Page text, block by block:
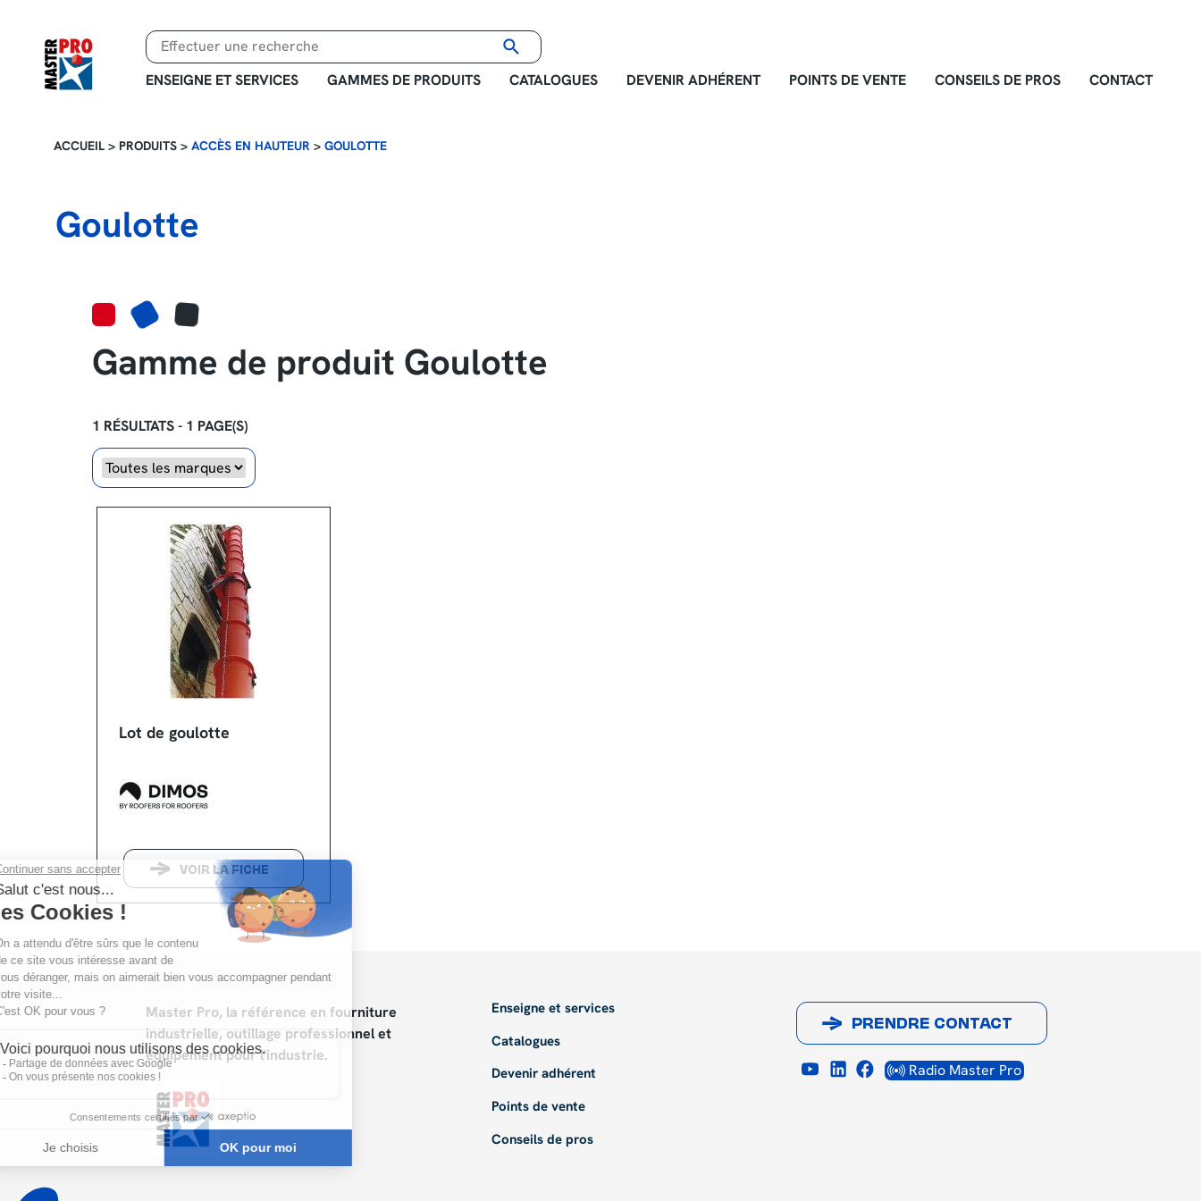
contenu
principal
ENSEIGNE ET SERVICES
GAMMES DE PRODUITS CATALOGUES DEVENIR ADHÉRENT POINTS DE VENTE CONSEILS DE PROS CONTACT
ACCUEIL > PRODUITS > ACCÈS EN HAUTEUR > GOULOTTE
Goulotte
Gamme de produit Goulotte
1 RÉSULTATS - 1 PAGE(S)
Marque
Lot de goulotte
VOIR LA FICHE
Master Pro, la référence en fourniture
industrielle, outillage professionnel et
équipement pour l'industrie.
Enseigne et services
Catalogues
Devenir adhérent
Points de vente
Conseils de pros
PRENDRE CONTACT
Radio Master Pro